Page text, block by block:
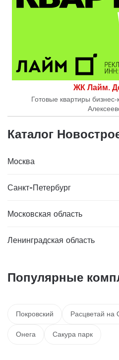
ЖК Лайм.
Готовые квартиры
Каталог
Москва
Санкт-Петербург
Московская область
Ленинградская область
Популярные
Покровский Расцветай на
Онега Сакура парк